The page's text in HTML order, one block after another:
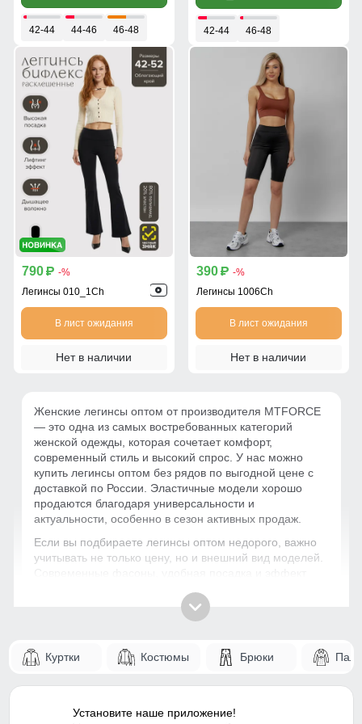
42-44 44-46 46-48 42-44 46-48
790 p -%
Легинсы 010_1Ch
В лист ожидания
Нет в наличии
390 p -%
Легинсы 1006Ch
В лист ожидания
Нет в наличии
Женские легинсы оптом от производителя MTFORCE
— это одна из самых востребованных категорий
женской одежды, которая сочетает комфорт,
современный стиль и высокий спрос. У нас можно
купить легинсы оптом без рядов по выгодной цене с
доставкой по России. Эластичные модели хорошо
продаются благодаря универсальности и
актуальности, особенно в сезон активных продаж.
Если вы подбираете легинсы оптом недорого, важно
учитывать не только цену, но и внешний вид моделей.
привлекательной для конечного покупателя. За счёт
этого категория показывает быструю оборачиваемость
Как выбрать легинсы оптом?
При закупке легинсов от производителя стоит
универсальность моделей. Качественные легинсы
Куртки Костюмы Брюки
Установите наше приложение!